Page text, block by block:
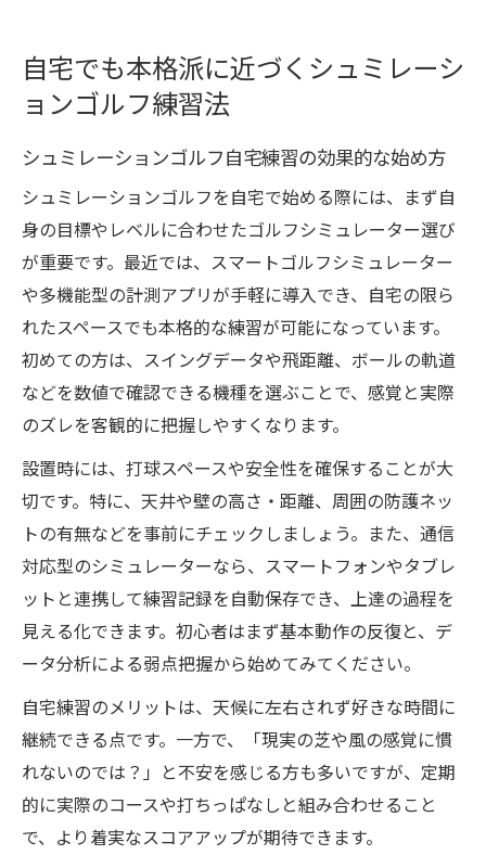
シュミレーションゴルフ施工の選び方と注
意点
検証
恥ずかしくないスコア実現へ通信型練習の魅力
シュミレーションゴルフ通信でスコア安定
を目指す方法
初心者向け通信型ゴルフ練習のメリットと
注意点
恥ずかしくないスコア基準と練習プランの
立て方
化
通信型練習で得られるデータ活用のコツ
打ちっぱなしとシュミレーションゴルフの違い
を検証
シュミレーションゴルフと打ちっぱなしの
上達効果比較
現実感の違いと通信型練習の活かし方
シュミレーションゴルフの弱点と利用時の
工夫
打ちっぱなしとの併用で効果を最大化する
方法
自宅でも本格派に近づくシュミレーシ
ョンゴルフ練習法
シュミレーションゴルフ自宅練習の効果的な始め方
シュミレーションゴルフを自宅で始める際には、まず自
身の目標やレベルに合わせたゴルフシミュレーター選び
が重要です。最近では、スマートゴルフシミュレーター
や多機能型の計測アプリが手軽に導入でき、自宅の限ら
れたスペースでも本格的な練習が可能になっています。
初めての方は、スイングデータや飛距離、ボールの軌道
などを数値で確認できる機種を選ぶことで、感覚と実際
のズレを客観的に把握しやすくなります。
設置時には、打球スペースや安全性を確保することが大
切です。特に、天井や壁の高さ・距離、周囲の防護ネッ
トの有無などを事前にチェックしましょう。また、通信
対応型のシミュレーターなら、スマートフォンやタブレ
ットと連携して練習記録を自動保存でき、上達の過程を
見える化できます。初心者はまず基本動作の反復と、デ
ータ分析による弱点把握から始めてみてください。
自宅練習のメリットは、天候に左右されず好きな時間に
継続できる点です。一方で、「現実の芝や風の感覚に慣
れないのでは？」と不安を感じる方も多いですが、定期
的に実際のコースや打ちっぱなしと組み合わせること
で、より着実なスコアアップが期待できます。